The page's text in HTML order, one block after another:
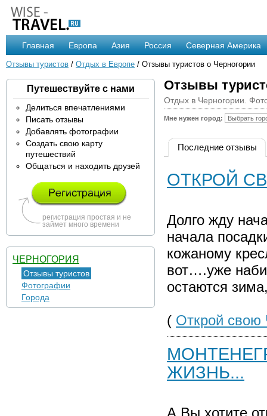
Главная Европа Азия Россия Северная Америка
Отзывы туристов / Отдых в Европе / Отзывы туристов о Черногории
Путешествуйте с нами
Делиться впечатлениями
Писать отзывы
Добавлять фотографии
Создать свою карту
путешествий
Общаться и находить друзей
регистрация простая и не
займет много времени
ЧЕРНОГОРИЯ
Отзывы туристов
Фотографии
Города
Отзывы
Отдых в Черногории.
Мне нужен город:
Последние отзывы
ОТКРОЙ
Долго жду
начала
кожаному
вот….уже
остаются
( Открой свою
ЖИЗНЬ...
А Вы хотите